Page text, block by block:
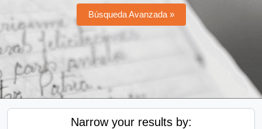
Búsqueda Avanzada »
Narrow your results by: